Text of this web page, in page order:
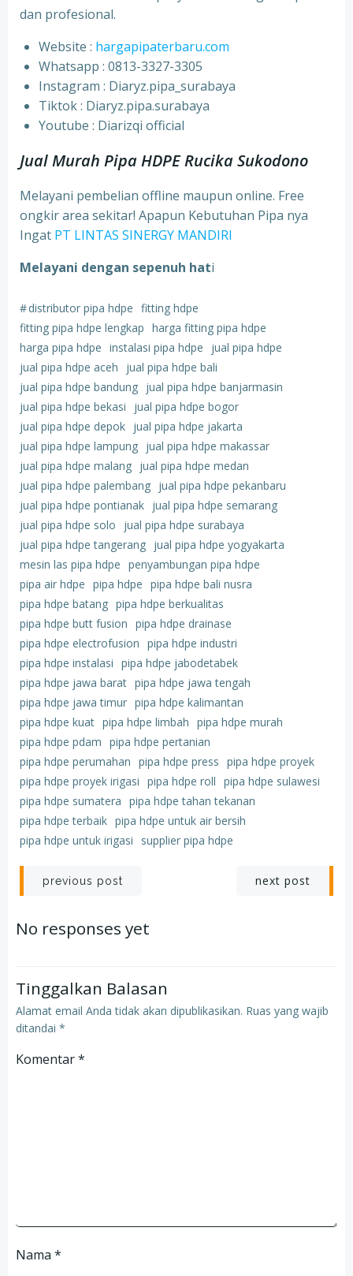
dan profesional.
Website : hargapipaterbaru.com
Whatsapp : 0813-3327-3305
⁠Instagram : Diaryz.pipa_surabaya
⁠Tiktok : Diaryz.pipa.surabaya
⁠Youtube : Diarizqi official
Jual Murah Pipa HDPE Rucika Sukodono
Melayani pembelian offline maupun online. Free
ongkir area sekitar! Apapun Kebutuhan Pipa nya
Ingat PT LINTAS SINERGY MANDIRI
Melayani dengan sepenuh hati
#distributor pipa hdpe fitting hdpe
fitting pipa hdpe lengkap harga fitting pipa hdpe
harga pipa hdpe instalasi pipa hdpe
jual pipa hdpe
jual pipa hdpe aceh
jual pipa hdpe bali
jual pipa hdpe bandung jual pipa hdpe banjarmasin
jual pipa hdpe bekasi
jual pipa hdpe bogor
jual pipa hdpe depok jual pipa hdpe jakarta
jual pipa hdpe lampung jual pipa hdpe makassar
jual pipa hdpe malang jual pipa hdpe medan
jual pipa hdpe palembang jual pipa hdpe pekanbaru
jual pipa hdpe pontianak jual pipa hdpe semarang
jual pipa hdpe solo
jual pipa hdpe surabaya
jual pipa hdpe tangerang jual pipa hdpe yogyakarta
mesin las pipa hdpe penyambungan pipa hdpe
pipa air hdpe pipa hdpe pipa hdpe bali nusra
pipa hdpe batang pipa hdpe berkualitas
pipa hdpe butt fusion pipa hdpe drainase
pipa hdpe electrofusion pipa hdpe industri
pipa hdpe instalasi pipa hdpe jabodetabek
pipa hdpe jawa barat pipa hdpe jawa tengah
pipa hdpe jawa timur pipa hdpe kalimantan
pipa hdpe kuat pipa hdpe limbah pipa hdpe murah
pipa hdpe pdam pipa hdpe pertanian
pipa hdpe perumahan pipa hdpe press pipa hdpe proyek
pipa hdpe proyek irigasi pipa hdpe roll pipa hdpe sulawesi
pipa hdpe sumatera pipa hdpe tahan tekanan
pipa hdpe terbaik pipa hdpe untuk air bersih
pipa hdpe untuk irigasi
supplier pipa hdpe
Post
navigation
previous post next post
No responses yet
Tinggalkan Balasan
Alamat email Anda tidak akan dipublikasikan. Ruas yang wajib
ditandai *
Komentar*
Nama *